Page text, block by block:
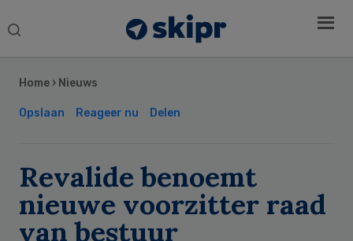
Search
Home › Nieuws
Opslaan Reageer nu Delen
Revalide benoemt
nieuwe voorzitter raad
van bestuur
Sidebar